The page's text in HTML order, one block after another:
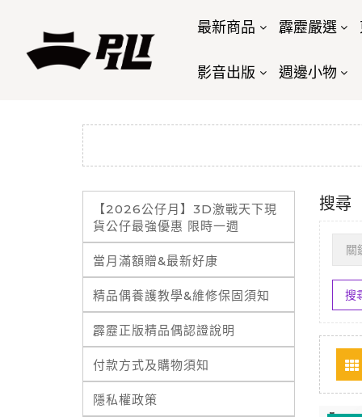
最新商品 霹靂嚴選
影音出版 週邊小物
【2026公仔月】3D激戰天下現
貨公仔最強優惠 限時一週
當月滿額贈&最新好康
精品偶養護教學&維修保固須知
霹靂正版精品偶認證說明
付款方式及購物須知
隱私權政策
搜尋